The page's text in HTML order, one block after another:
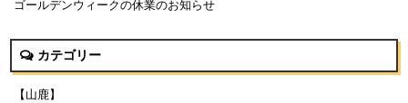
ゴールデンウィークの休業のお知らせ
カテゴリー
【山鹿】